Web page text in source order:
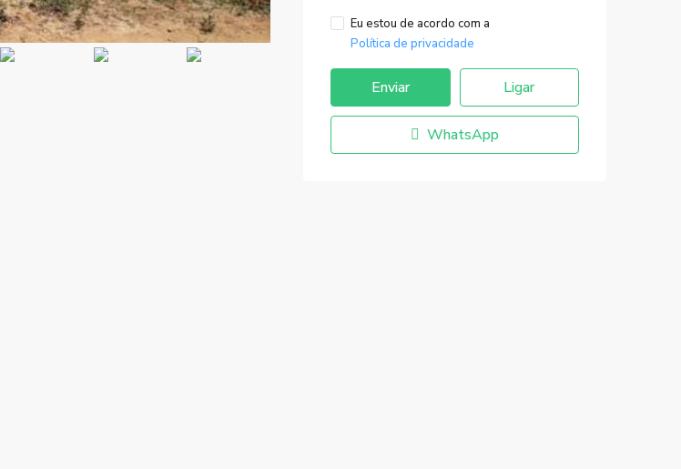
Eu estou de acordo com a
Política de privacidade
Enviar Ligar
WhatsApp